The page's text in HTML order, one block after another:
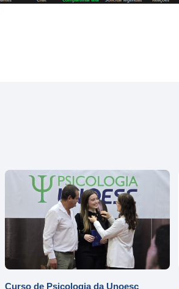
Curso de Psicologia da Unoesc